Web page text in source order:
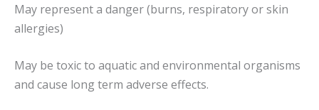
May represent a danger (burns, respiratory or skin
allergies)
May be toxic to aquatic and environmental organisms
and cause long term adverse effects.